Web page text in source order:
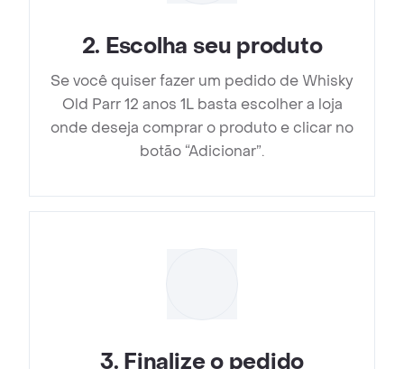
2. Escolha seu produto
Se você quiser fazer um pedido de Whisky
Old Parr 12 anos 1L basta escolher a loja
onde deseja comprar o produto e clicar no
botão “Adicionar”.
3. Finalize o pedido